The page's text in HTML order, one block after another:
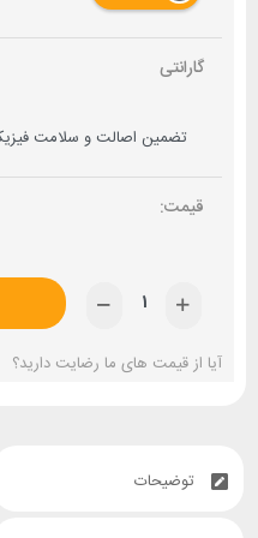
گارانتی
آیا از قیمت های ما رضایت دارید؟
توضیحات